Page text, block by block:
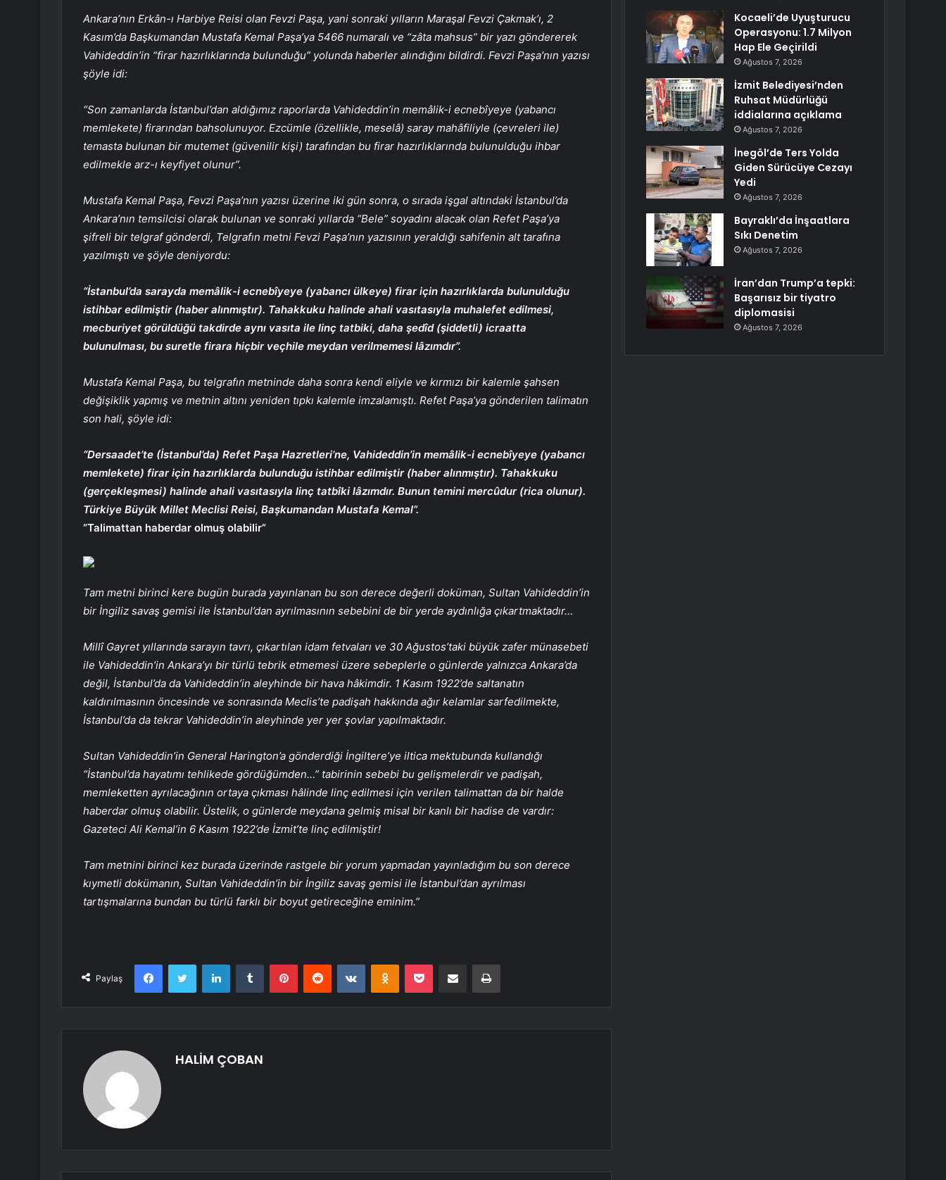
Ankara’nın Erkân-ı Harbiye Reisi olan Fevzi Paşa, yani sonraki yılların Maraşal Fevzi Çakmak’ı, 2
Kasım’da Başkumandan Mustafa Kemal Paşa’ya 5466 numaralı ve “zâta mahsus” bir yazı göndererek
Vahideddin’in “firar hazırlıklarında bulunduğu” yolunda haberler alındığını bildirdi. Fevzi Paşa’nın yazısı
şöyle idi:
“Son zamanlarda İstanbul’dan aldığımız raporlarda Vahideddin’in memâlik-i ecnebîyeye (yabancı
memlekete) firarından bahsolunuyor. Ezcümle (özellikle, meselâ) saray mahâfiliyle (çevreleri ile)
temasta bulunan bir mutemet (güvenilir kişi) tarafından bu firar hazırlıklarında bulunulduğu ihbar
edilmekle arz-ı keyfiyet olunur”.
Mustafa Kemal Paşa, Fevzi Paşa’nın yazısı üzerine iki gün sonra, o sırada işgal altındaki İstanbul’da
Ankara’nın temsilcisi olarak bulunan ve sonraki yıllarda “Bele” soyadını alacak olan Refet Paşa’ya
şifreli bir telgraf gönderdi, Telgrafın metni Fevzi Paşa’nın yazısının yeraldığı sahifenin alt tarafına
yazılmıştı ve şöyle deniyordu:
“İstanbul’da sarayda memâlik-i ecnebîyeye (yabancı ülkeye) firar için hazırlıklarda bulunulduğu
istihbar edilmiştir (haber alınmıştır). Tahakkuku halinde ahali vasıtasıyla muhalefet edilmesi,
mecburiyet görüldüğü takdirde aynı vasıta ile linç tatbiki, daha şedîd (şiddetli) icraatta
bulunulması, bu suretle firara hiçbir veçhile meydan verilmemesi lâzımdır”.
Mustafa Kemal Paşa, bu telgrafın metninde daha sonra kendi eliyle ve kırmızı bir kalemle şahsen
değişiklik yapmış ve metnin altını yeniden tıpkı kalemle imzalamıştı. Refet Paşa’ya gönderilen talimatın
son hali, şöyle idi:
“Dersaadet’te (İstanbul’da) Refet Paşa Hazretleri’ne, Vahideddin’in memâlik-i ecnebîyeye (yabancı
memlekete) firar için hazırlıklarda bulunduğu istihbar edilmiştir (haber alınmıştır). Tahakkuku
(gerçekleşmesi) halinde ahali vasıtasıyla linç tatbîki lâzımdır. Bunun temini mercûdur (rica olunur).
Türkiye Büyük Millet Meclisi Reisi, Başkumandan Mustafa Kemal”.
“Talimattan haberdar olmuş olabilir”
Tam metni birinci kere bugün burada yayınlanan bu son derece değerli doküman, Sultan Vahideddin’in
bir İngiliz savaş gemisi ile İstanbul’dan ayrılmasının sebebini de bir yerde aydınlığa çıkartmaktadır…
Millî Gayret yıllarında sarayın tavrı, çıkartılan idam fetvaları ve 30 Ağustos’taki büyük zafer münasebeti
ile Vahideddin’in Ankara’yı bir türlü tebrik etmemesi üzere sebeplerle o günlerde yalnızca Ankara’da
değil, İstanbul’da da Vahideddin’in aleyhinde bir hava hâkimdir. 1 Kasım 1922’de saltanatın
kaldırılmasının öncesinde ve sonrasında Meclis’te padişah hakkında ağır kelamlar sarfedilmekte,
İstanbul’da da tekrar Vahideddin’in aleyhinde yer yer şovlar yapılmaktadır.
Sultan Vahideddin’in General Harington’a gönderdiği İngiltere’ye iltica mektubunda kullandığı
“İstanbul’da hayatımı tehlikede gördüğümden…” tabirinin sebebi bu gelişmelerdir ve padişah,
memleketten ayrılacağının ortaya çıkması hâlinde linç edilmesi için verilen talimattan da bir halde
haberdar olmuş olabilir. Üstelik, o günlerde meydana gelmiş misal bir kanlı bir hadise de vardır:
Gazeteci Ali Kemal’in 6 Kasım 1922’de İzmit’te linç edilmiştir!
Tam metnini birinci kez burada üzerinde rastgele bir yorum yapmadan yayınladığım bu son derece
kıymetli dokümanın, Sultan Vahideddin’in bir İngiliz savaş gemisi ile İstanbul’dan ayrılması
tartışmalarına bundan bu türlü farklı bir boyut getireceğine eminim.”
Paylaş
FacebookTwitter LinkedInTumblr PinterestReddit VKontakteOdnoklassniki
Pocket E-Posta ile paylaş Yazdır
HALİM ÇOBAN
Kocaeli’de Uyuşturucu
Operasyonu: 1.7 Milyon
Hap Ele Geçirildi
Ağustos 7, 2026
İzmit Belediyesi’nden
Ruhsat Müdürlüğü
iddialarına açıklama
Ağustos 7, 2026
İnegöl’de Ters Yolda
Giden Sürücüye Cezayı
Yedi
Ağustos 7, 2026
Bayraklı’da İnşaatlara
Sıkı Denetim
Ağustos 7, 2026
İran’dan Trump’a tepki:
Başarısız bir tiyatro
diplomasisi
Ağustos 7, 2026